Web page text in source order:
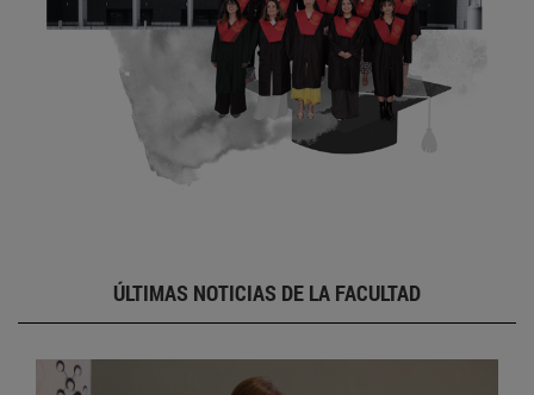
ÚLTIMAS NOTICIAS DE LA FACULTAD